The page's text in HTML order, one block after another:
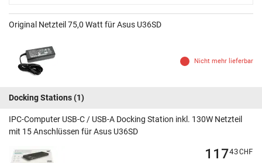
Original Netzteil 75,0 Watt für Asus U36SD
Nicht mehr lieferbar
Docking Stations(1)
IPC-Computer USB-C / USB-A Docking Station inkl. 130W Netzteil
mit 15 Anschlüssen für Asus U36SD
11743CHF